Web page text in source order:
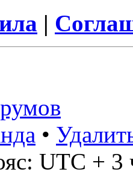
|
•
UTC + 3